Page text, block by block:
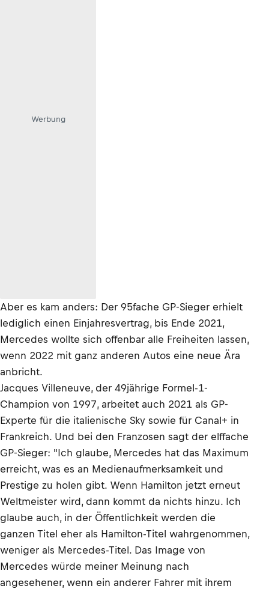
Werbung
Aber es kam anders: Der 95fache GP-Sieger erhielt
lediglich einen Einjahresvertrag, bis Ende 2021,
Mercedes wollte sich offenbar alle Freiheiten lassen,
wenn 2022 mit ganz anderen Autos eine neue Ära
anbricht.
Jacques Villeneuve, der 49jährige Formel-1-
Champion von 1997, arbeitet auch 2021 als GP-
Experte für die italienische Sky sowie für Canal+ in
Frankreich. Und bei den Franzosen sagt der elffache
GP-Sieger: "Ich glaube, Mercedes hat das Maximum
erreicht, was es an Medienaufmerksamkeit und
Prestige zu holen gibt. Wenn Hamilton jetzt erneut
Weltmeister wird, dann kommt da nichts hinzu. Ich
glaube auch, in der Öffentlichkeit werden die
ganzen Titel eher als Hamilton-Titel wahrgenommen,
weniger als Mercedes-Titel. Das Image von
Mercedes würde meiner Meinung nach
angesehener, wenn ein anderer Fahrer mit ihrem